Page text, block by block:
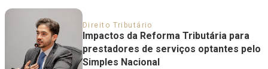
Direito Tributário
Impactos da Reforma Tributária para
prestadores de serviços optantes pelo
Simples Nacional